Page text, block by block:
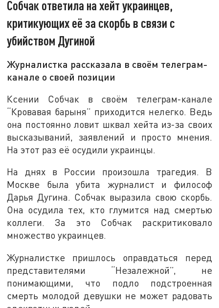
Собчак ответила на хейт украинцев,
критикующих её за скорбь в связи с
убийством Дугиной
Журналистка рассказала в своём телеграм-
канале о своей позиции
Ксении Собчак в своём телеграм-канале
“Кровавая барыня” приходится нелегко. Ведь
она постоянно ловит шквал хейта из-за своих
высказываний, заявлений и просто мнения.
На этот раз её осудили украинцы.
На днях в России произошла трагедия. В
Москве была убита журналист и философ
Дарья Дугина. Собчак выразила свою скорбь.
Она осудила тех, кто глумится над смертью
коллеги. За это Собчак раскритиковало
множество украинцев.
Журналистке пришлось оправдаться перед
представителями “Незалежной”, не
понимающими, что подло подстроенная
смерть молодой девушки не может радовать